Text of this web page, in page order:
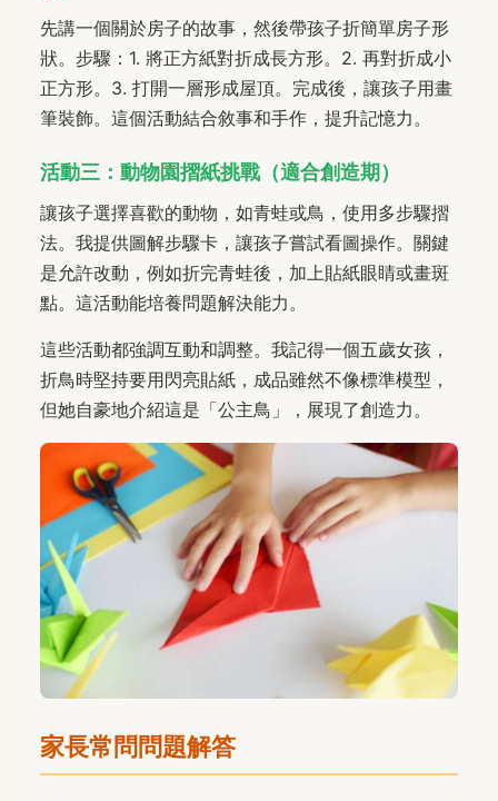
先講一個關於房子的故事，然後帶孩子折簡單房子形
狀。步驟：1. 將正方紙對折成長方形。2. 再對折成小
正方形。3. 打開一層形成屋頂。完成後，讓孩子用畫
筆裝飾。這個活動結合敘事和手作，提升記憶力。
活動三：動物園摺紙挑戰（適合創造期）
讓孩子選擇喜歡的動物，如青蛙或鳥，使用多步驟摺
法。我提供圖解步驟卡，讓孩子嘗試看圖操作。關鍵
是允許改動，例如折完青蛙後，加上貼紙眼睛或畫斑
點。這活動能培養問題解決能力。
這些活動都強調互動和調整。我記得一個五歲女孩，
折鳥時堅持要用閃亮貼紙，成品雖然不像標準模型，
但她自豪地介紹這是「公主鳥」，展現了創造力。
家長常問問題解答